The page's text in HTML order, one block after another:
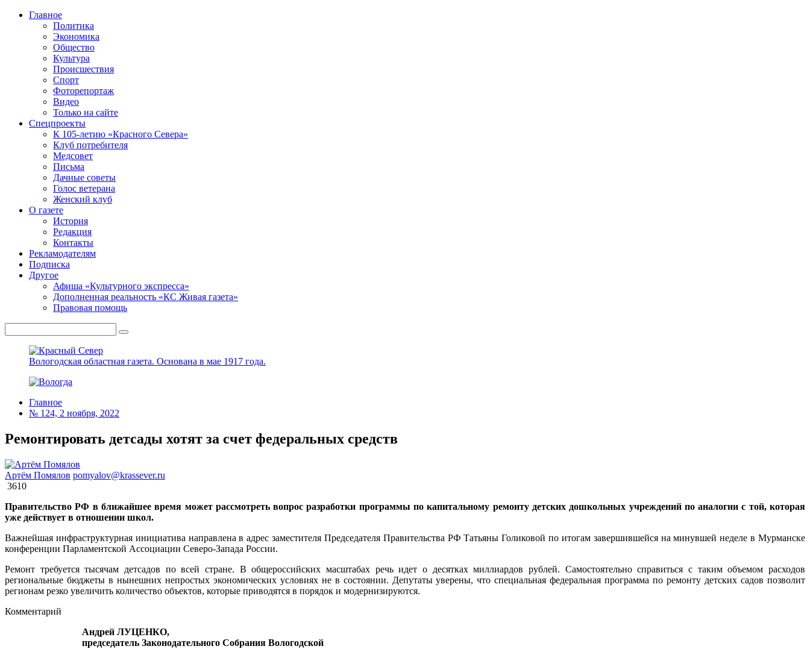
Главное
Политика
Экономика
Общество
Культура
Происшествия
Спорт
Фоторепортаж
Видео
Только на сайте
Спецпроекты
К 105-летию «Красного Севера»
Клуб потребителя
Медсовет
Письма
Дачные советы
Голос ветерана
Женский клуб
О газете
История
Редакция
Контакты
Рекламодателям
Подписка
Другое
Афиша «Культурного экспресса»
Дополненная реальность «КС Живая газета»
Правовая помощь
Вологодская областная газета. Основана в мае 1917 года.
Главное
№ 124, 2 ноября, 2022
Ремонтировать детсады хотят за счет федеральных средств
Артём Помялов pomyalov@krassever.ru
3610
Правительство РФ в ближайшее время может рассмотреть вопрос разработки программы по капитальному ремонту детских дошкольных учреждений по аналогии с той, которая
уже действует в отношении школ.
Важнейшая инфраструктурная инициатива направлена в адрес заместителя Председателя Правительства РФ Татьяны Голиковой по итогам завершившейся на минувшей неделе в Мурманске
конференции Парламентской Ассоциации Северо-Запада России.
Ремонт требуется тысячам детсадов по всей стране. В общероссийских масштабах речь идет о десятках миллиардов рублей. Самостоятельно справиться с таким объемом расходов
региональные бюджеты в нынешних непростых экономических условиях не в состоянии. Депутаты уверены, что специальная федеральная программа по ремонту детских садов позволит
регионам резко увеличить количество объектов, которые приводятся в порядок и модернизируются.
Комментарий
Андрей ЛУЦЕНКО,
председатель Законодательного Собрания Вологодской